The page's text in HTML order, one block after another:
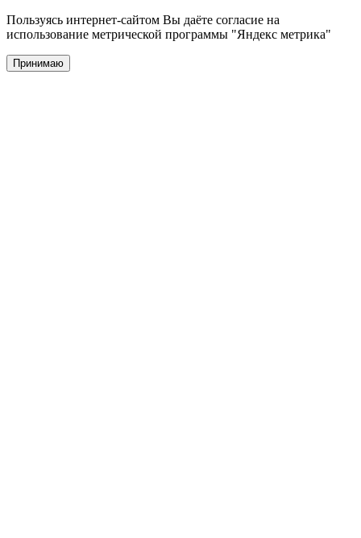
Пользуясь интернет-сайтом Вы даёте согласие на
использование метрической программы "Яндекс метрика"
Принимаю